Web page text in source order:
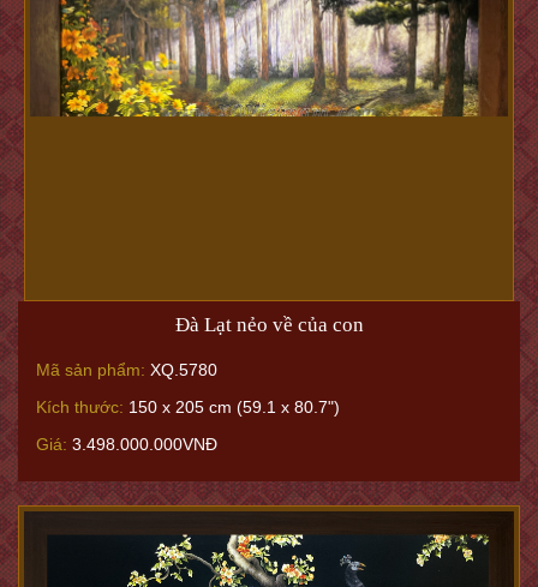
Đà Lạt nẻo về của con
Mã sản phẩm: XQ.5780
Kích thước: 150 x 205 cm (59.1 x 80.7")
Giá: 3.498.000.000VNĐ